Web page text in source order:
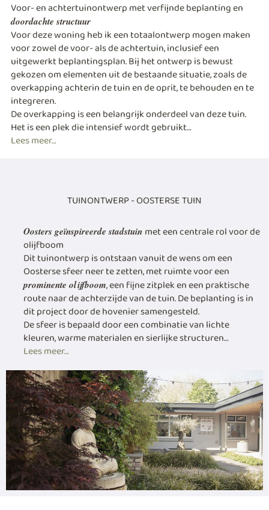
Voor- en achtertuinontwerp met verfijnde beplanting en
doordachte structuur
Voor deze woning heb ik een totaalontwerp mogen maken
voor zowel de voor- als de achtertuin, inclusief een
uitgewerkt beplantingsplan. Bij het ontwerp is bewust
gekozen om elementen uit de bestaande situatie, zoals de
overkapping achterin de tuin en de oprit, te behouden en te
integreren.
De overkapping is een belangrijk onderdeel van deze tuin.
Het is een plek die intensief wordt gebruikt…
Lees meer…
TUINONTWERP - OOSTERSE TUIN
Oosters geïnspireerde stadstuin met een centrale rol voor de
olijfboom
Dit tuinontwerp is ontstaan vanuit de wens om een
Oosterse sfeer neer te zetten, met ruimte voor een
prominente olijfboom, een fijne zitplek en een praktische
route naar de achterzijde van de tuin. De beplanting is in
dit project door de hovenier samengesteld.
De sfeer is bepaald door een combinatie van lichte
kleuren, warme materialen en sierlijke structuren…
Lees meer…